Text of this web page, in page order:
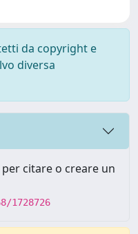
da copyright e
diversa
citare o creare un
1728726